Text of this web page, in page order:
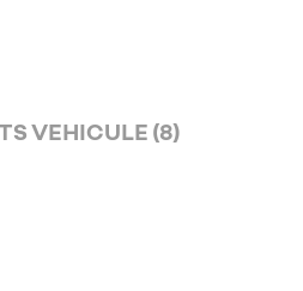
VEHICULE (8)